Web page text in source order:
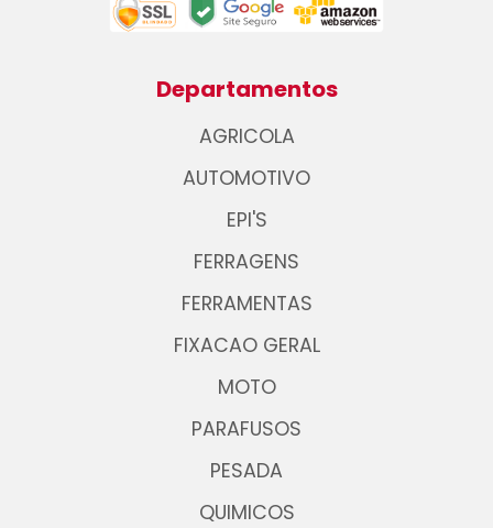
Departamentos
AGRICOLA
AUTOMOTIVO
EPI'S
FERRAGENS
FERRAMENTAS
FIXACAO GERAL
MOTO
PARAFUSOS
PESADA
QUIMICOS